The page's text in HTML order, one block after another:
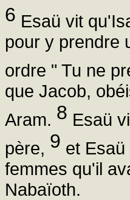
6 Esaü vit
pour y prendre
ordre " Tu ne
que Jacob,
Aram. 8 Esaü
père, 9 et
femmes qu'il
Nabaïoth.